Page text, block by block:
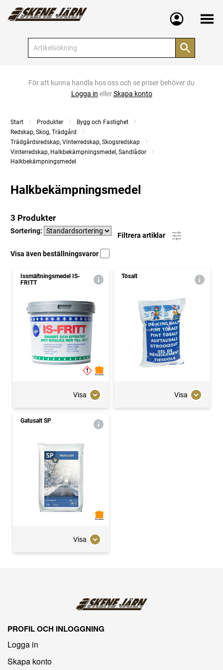
Meny
För att kunna handla hos oss och se priser behöver du
Logga in ellerSkapa konto
Start Produkter
Bygg och Fastighet
Redskap, Skog, Trädgård
Trädgårdsredskap, Vinterredskap, Skogsredskap
Vinterredskap, Halkbekämpningsmedel, Sandlådor
Halkbekämpningsmedel
Halkbekämpningsmedel
3 Produkter
Sortering:
Filtrera artiklar
Visa även beställningsvaror
Issmältningsmedel IS-
FRITT
Visa
Tösalt
Visa
Gatusalt SP
Visa
PROFIL OCH INLOGGNING
Logga in
Skapa konto